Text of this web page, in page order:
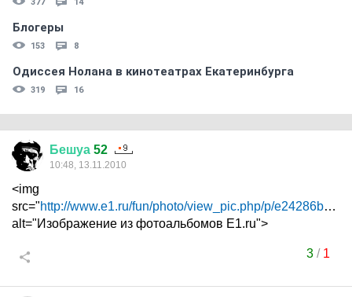
Блогеры
153 8
Одиссея Нолана в кинотеатрах Екатеринбурга
319 16
Бешуа 52
10:48, 13.11.2010
<img
src="http://www.e1.ru/fun/photo/view_pic.php/p/e24286b9...
alt="Изображение из фотоальбомов E1.ru">
3/ 1